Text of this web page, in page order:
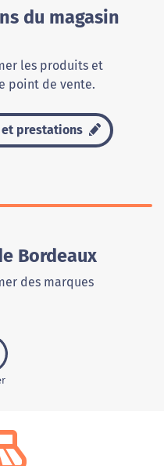
du magasin
les produits et
point de vente.
prestations
Bordeaux
des marques